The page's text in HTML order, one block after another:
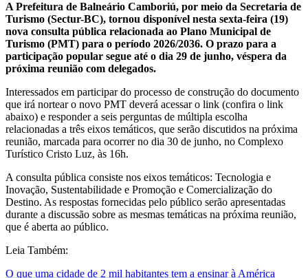
A Prefeitura de Balneário Camboriú, por meio da Secretaria de
Turismo (Sectur-BC), tornou disponível nesta sexta-feira (19)
nova consulta pública relacionada ao Plano Municipal de
Turismo (PMT) para o período 2026/2036. O prazo para a
participação popular segue até o dia 29 de junho, véspera da
próxima reunião com delegados.
Interessados em participar do processo de construção do documento
que irá nortear o novo PMT deverá acessar o link (confira o link
abaixo) e responder a seis perguntas de múltipla escolha
relacionadas a três eixos temáticos, que serão discutidos na próxima
reunião, marcada para ocorrer no dia 30 de junho, no Complexo
Turístico Cristo Luz, às 16h.
A consulta pública consiste nos eixos temáticos: Tecnologia e
Inovação, Sustentabilidade e Promoção e Comercialização do
Destino. As respostas fornecidas pelo público serão apresentadas
durante a discussão sobre as mesmas temáticas na próxima reunião,
que é aberta ao público.
Leia Também:
O que uma cidade de 2 mil habitantes tem a ensinar à América